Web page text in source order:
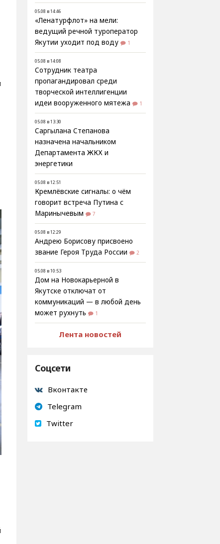
05.08 в 14:46
«Ленатурфлот» на мели:
ведущий речной туроператор
Якутии уходит под воду
1
05.08 в 14:08
Сотрудник театра
пропагандировал среди
творческой интеллигенции
идеи вооруженного мятежа
1
05.08 в 13:30
Саргылана Степанова
назначена начальником
Департамента ЖКХ и
энергетики
05.08 в 12:51
Кремлёвские сигналы: о чём
говорит встреча Путина с
Маринычевым
7
05.08 в 12:29
Андрею Борисову присвоено
звание Героя Труда России
2
05.08 в 10:53
Дом на Новокарьерной в
Якутске отключат от
коммуникаций — в любой день
может рухнуть
1
Лента новостей
Соцсети
Вконтакте
Telegram
Twitter